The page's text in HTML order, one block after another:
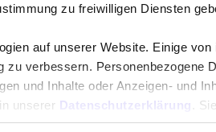
zu freiwilligen Diensten
auf unserer Website. Einige
zu verbessern. Personenbezogene
und Inhalte oder Anzeigen- und
unserer Datenschutzerklärung .